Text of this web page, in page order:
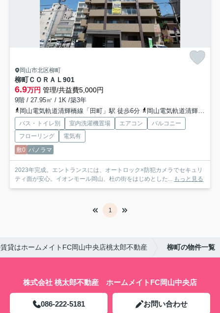
岡山市北区柳町
柳町ＣＯＲＡＬ901
6.9万円 管理/共益費5,000円
9階 / 27.95㎡ / 1K /築3年
岡山電気軌道清輝橋線「田町」駅 徒歩6分
岡山電気軌道清輝橋線「新西大寺町筋」駅 徒歩7分
バス・トイレ別 室内洗濯機置場 エアコン
バルコニー
フローリング
電気有
敷0 パノラマ
2023年完成。エントランスには、オートロック×防犯カメラでセキュリ
ティ面が安心。イオンモール岡山、杜の街をはじめとした... もっと見る
1
貸はホームメイトFC岡山中央店桃太郎不動産 柳町の物件一覧
株式会社 桃太郎不動産 ホームメイトFC岡山中央店
086-222-5181 お問い合わせ